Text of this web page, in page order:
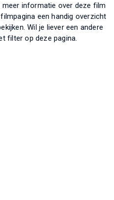
informatie over deze film
een handig overzicht
Wil je liever een andere
filter op deze pagina.